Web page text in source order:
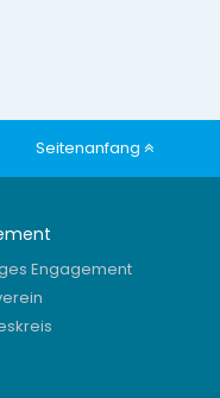
Seitenanfang
Engagement